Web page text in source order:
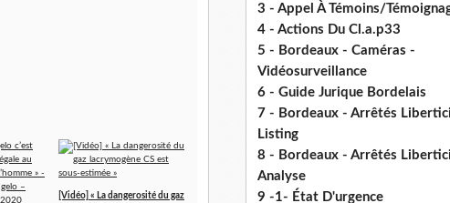
[Vidéo] « La dangerosité du gaz
3 - Appel À Témoins/
4 - Actions Du Cl.a.p33
5 - Bordeaux - Caméras -
Vidéosurveillance
6 - Guide Jurique Bordelais
7 - Bordeaux - Arrêtés
Listing
8 - Bordeaux - Arrêtés
Analyse
9 -1- État D'urgence